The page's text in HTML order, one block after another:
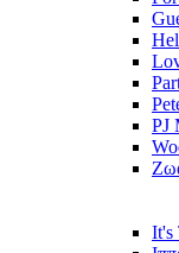
PJ
It's